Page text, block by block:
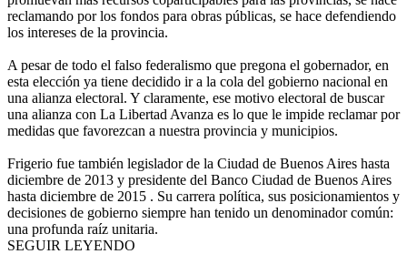
reclamando por los fondos para obras públicas, se hace defendiendo
los intereses de la provincia.
A pesar de todo el falso federalismo que pregona el gobernador, en
esta elección ya tiene decidido ir a la cola del gobierno nacional en
una alianza electoral. Y claramente, ese motivo electoral de buscar
una alianza con La Libertad Avanza es lo que le impide reclamar por
medidas que favorezcan a nuestra provincia y municipios.
Frigerio fue también legislador de la Ciudad de Buenos Aires hasta
diciembre de 2013 y presidente del Banco Ciudad de Buenos Aires
hasta diciembre de 2015 . Su carrera política, sus posicionamientos y
decisiones de gobierno siempre han tenido un denominador común:
una profunda raíz unitaria.
SEGUIR LEYENDO